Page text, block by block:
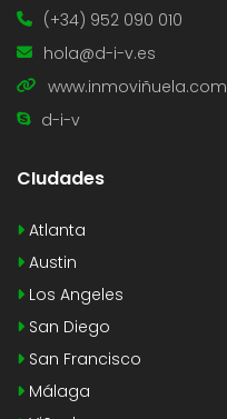
(+34) 952 090 010
hola@d-i-v.es
www.inmoviñuela.com
d-i-v
CIudades
Atlanta
Austin
Los Angeles
San Diego
San Francisco
Málaga